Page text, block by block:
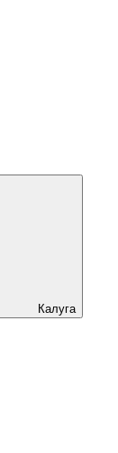
Калуга